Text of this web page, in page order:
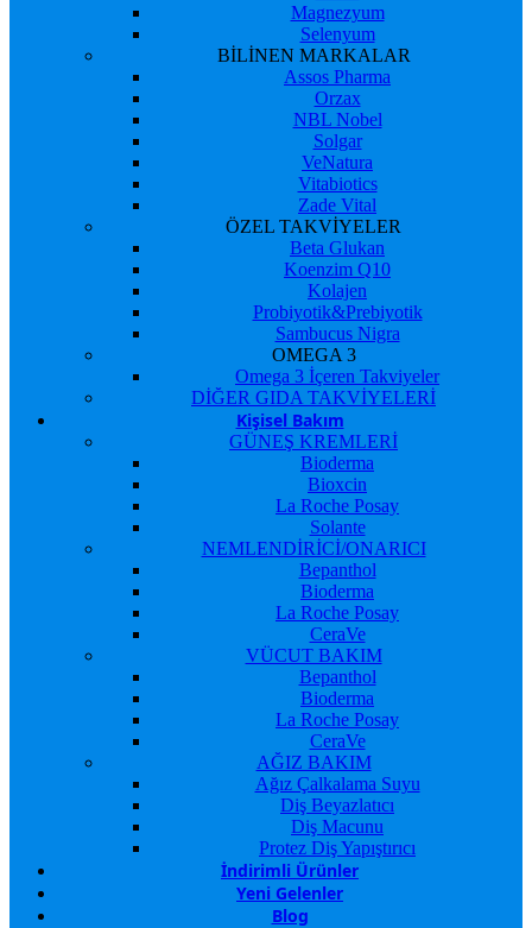
Magnezyum
Selenyum
BİLİNEN MARKALAR
Assos Pharma
Orzax
NBL Nobel
Solgar
VeNatura
Vitabiotics
Zade Vital
ÖZEL TAKVİYELER
Beta Glukan
Koenzim Q10
Kolajen
Probiyotik&Prebiyotik
Sambucus Nigra
OMEGA 3
Omega 3 İçeren Takviyeler
DİĞER GIDA TAKVİYELERİ
Kişisel Bakım
GÜNEŞ KREMLERİ
Bioderma
Bioxcin
La Roche Posay
Solante
NEMLENDİRİCİ/ONARICI
Bepanthol
Bioderma
La Roche Posay
CeraVe
VÜCUT BAKIM
Bepanthol
Bioderma
La Roche Posay
CeraVe
AĞIZ BAKIM
Ağız Çalkalama Suyu
Diş Beyazlatıcı
Diş Macunu
Protez Diş Yapıştırıcı
İndirimli Ürünler
Yeni Gelenler
Blog